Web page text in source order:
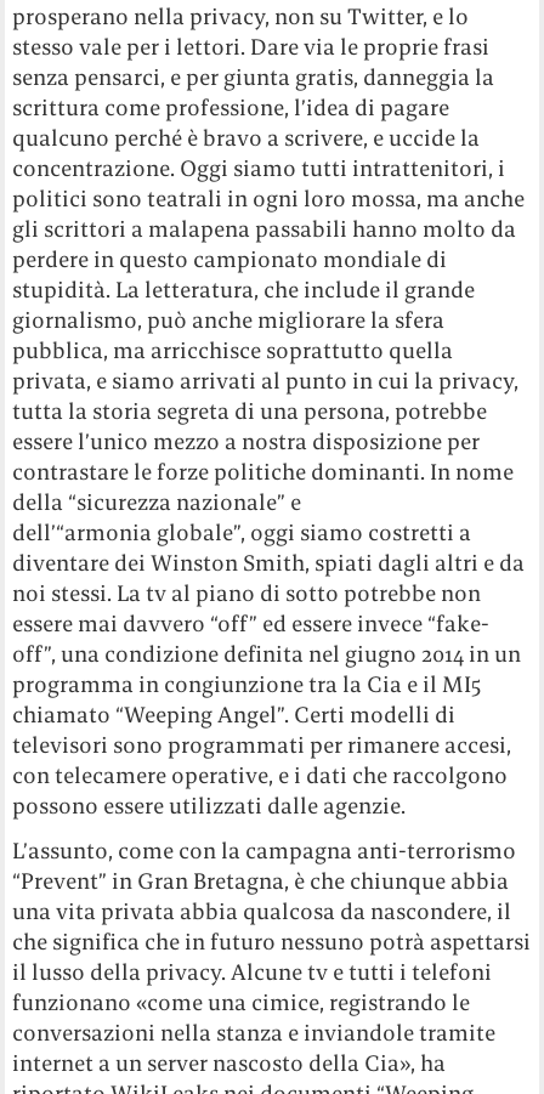
prosperano nella privacy, non su Twitter, e lo
stesso vale per i lettori. Dare via le proprie frasi
senza pensarci, e per giunta gratis, danneggia la
scrittura come professione, l’idea di pagare
qualcuno perché è bravo a scrivere, e uccide la
concentrazione. Oggi siamo tutti intrattenitori, i
politici sono teatrali in ogni loro mossa, ma anche
gli scrittori a malapena passabili hanno molto da
perdere in questo campionato mondiale di
stupidità. La letteratura, che include il grande
giornalismo, può anche migliorare la sfera
pubblica, ma arricchisce soprattutto quella
privata, e siamo arrivati al punto in cui la privacy,
tutta la storia segreta di una persona, potrebbe
essere l’unico mezzo a nostra disposizione per
contrastare le forze politiche dominanti. In nome
della “sicurezza nazionale” e
dell’“armonia globale”, oggi siamo costretti a
diventare dei Winston Smith, spiati dagli altri e da
noi stessi. La tv al piano di sotto potrebbe non
essere mai davvero “off” ed essere invece “fake-
off”, una condizione definita nel giugno 2014 in un
programma in congiunzione tra la Cia e il MI5
chiamato “Weeping Angel”. Certi modelli di
televisori sono programmati per rimanere accesi,
con telecamere operative, e i dati che raccolgono
possono essere utilizzati dalle agenzie.
L’assunto, come con la campagna anti-terrorismo
“Prevent” in Gran Bretagna, è che chiunque abbia
una vita privata abbia qualcosa da nascondere, il
che significa che in futuro nessuno potrà aspettarsi
il lusso della privacy. Alcune tv e tutti i telefoni
funzionano «come una cimice, registrando le
conversazioni nella stanza e inviandole tramite
internet a un server nascosto della Cia», ha